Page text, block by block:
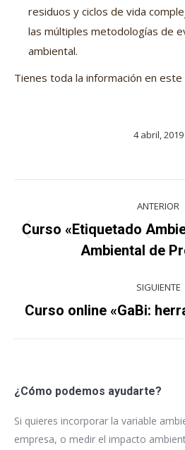
residuos y ciclos de vida
las múltiples metodologías de
ambiental.
Tienes toda la información en este
4 abril, 2019
entre
proyectos
ANTERIOR
Curso «Etiquetado
Ambiental de
SIGUIENTE
Curso online «GaBi:
¿Cómo podemos ayudarte?
Si quieres incorporar la variable
empresa, o medir el impacto